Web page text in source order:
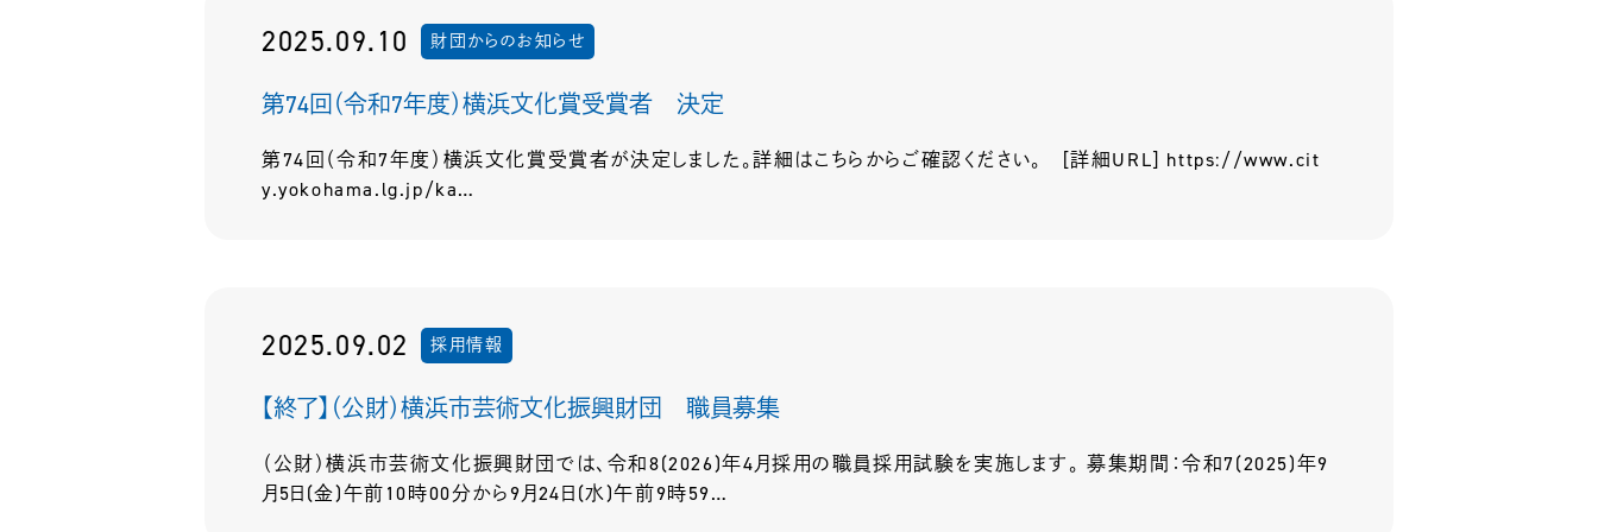
2025.09.10 財団からのお知らせ
第74回（令和7年度）横浜文化賞受賞者 決定
第74回（令和7年度）横浜文化賞受賞者が決定しました。詳細はこちらからご確認ください。 [詳細URL] https://www.cit
y.yokohama.lg.jp/ka…
2025.09.02 採用情報
【終了】（公財）横浜市芸術文化振興財団 職員募集
（公財）横浜市芸術文化振興財団では、令和8(2026)年4月採用の職員採用試験を実施します。 募集期間：令和7(2025)年9
月5日(金)午前10時00分から9月24日(水)午前9時59…